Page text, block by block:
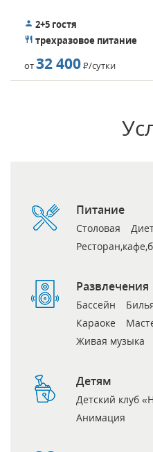
2+5 гостя
трехразовое питание
от32 400Р/сутки
Питание
Столовая
Развлечения
Бассейн
Караоке
Живая музыка
Детям
Детский клуб
Анимация